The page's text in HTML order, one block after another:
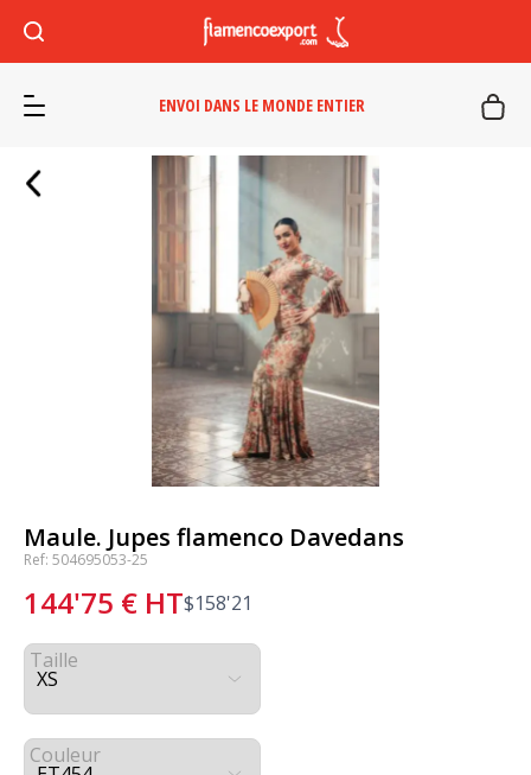
ENVOI DANS LE MONDE ENTIER
Maule. Jupes flamenco Davedans
Ref: 504695053-25
144'75 € HT$158'21
Taille
Couleur